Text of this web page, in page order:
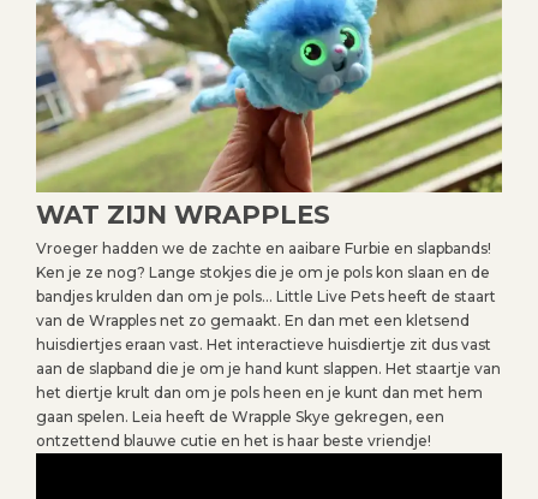
WAT ZIJN WRAPPLES
Vroeger hadden we de zachte en aaibare Furbie en slapbands!
Ken je ze nog? Lange stokjes die je om je pols kon slaan en de
bandjes krulden dan om je pols… Little Live Pets heeft de staart
van de Wrapples net zo gemaakt. En dan met een kletsend
huisdiertjes eraan vast. Het interactieve huisdiertje zit dus vast
aan de slapband die je om je hand kunt slappen. Het staartje van
het diertje krult dan om je pols heen en je kunt dan met hem
gaan spelen. Leia heeft de Wrapple Skye gekregen, een
ontzettend blauwe cutie en het is haar beste vriendje!